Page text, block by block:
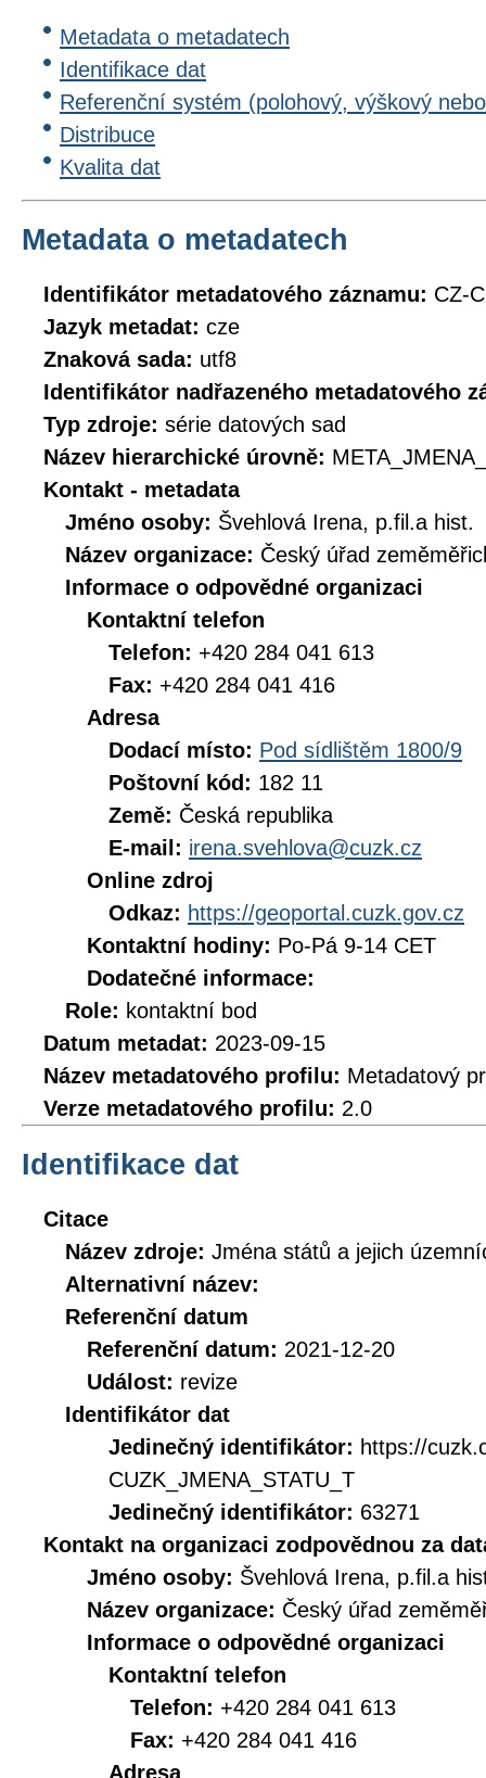
Metadata o metadatech
Identifikace dat
Referenční systém (polohový, výškový
Distribuce
Kvalita dat
Metadata o metadatech
Identifikátor metadatového záznamu: CZ-
Jazyk metadat: cze
Znaková sada: utf8
Identifikátor nadřazeného metadatového
Typ zdroje: série datových sad
Název hierarchické úrovně:
Kontakt - metadata
Jméno osoby: Švehlová Irena, p.fil.a hist.
Název organizace: Český úřad
Informace o odpovědné organizaci
Kontaktní telefon
Telefon: +420 284 041 613
Fax: +420 284 041 416
Adresa
Dodací místo: Pod sídlištěm 1800/9
Poštovní kód: 182 11
Země: Česká republika
E-mail: irena.svehlova@cuzk.cz
Online zdroj
Odkaz: https://geoportal.cuzk.gov.cz
Kontaktní hodiny: Po-Pá 9-14 CET
Dodatečné informace:
Role: kontaktní bod
Datum metadat: 2023-09-15
Název metadatového profilu: Metadatový
Verze metadatového profilu: 2.0
Identifikace dat
Citace
Název zdroje: Jména států a jejich
Alternativní název:
Referenční datum
Referenční datum: 2021-12-20
Událost: revize
Identifikátor dat
Jedinečný identifikátor: https://
CUZK_JMENA_STATU_T
Jedinečný identifikátor: 63271
Kontakt na organizaci zodpovědnou za
Jméno osoby: Švehlová Irena, p.fil.a
Název organizace: Český úřad
Informace o odpovědné organizaci
Kontaktní telefon
Telefon: +420 284 041 613
Fax: +420 284 041 416
Adresa